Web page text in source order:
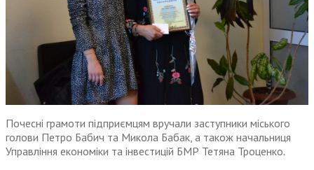
Почесні грамоти підприємцям вручали заступники міського
голови Петро Бабич та Микола Бабак, а також начальниця
Управління економіки та інвестицій БМР Тетяна Троценко.